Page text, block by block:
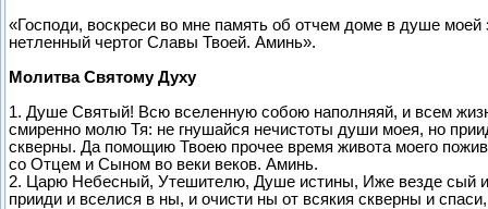
«Господи, воскреси во мне память об отчем доме в душе
нетленный чертог Славы Твоей. Аминь».
Молитва Святому Духу
1. Душе Святый! Всю вселенную собою наполняяй, и всем
смиренно молю Тя: не гнушайся нечистоты души моея, но
скверны. Да помощию Твоею прочее время живота моего
со Отцем и Сыном во веки веков. Аминь.
2. Царю Небесный, Утешителю, Душе истины, Иже везде сый
прииди и вселися в ны, и очисти ны от всякия скверны и